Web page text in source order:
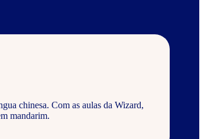
chinesa. Com as aulas da Wizard,
mandarim.